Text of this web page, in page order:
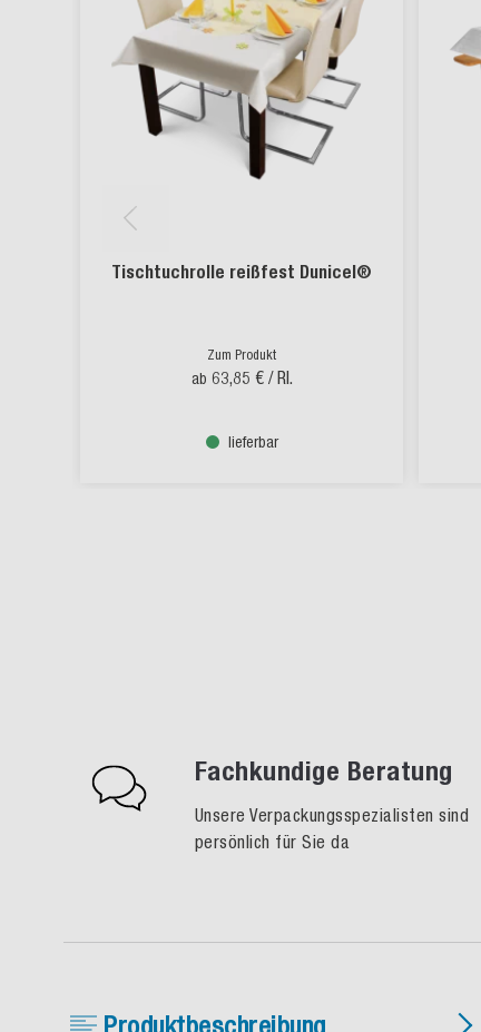
Tischtuchrolle reißfest Dunicel®
Zum Produkt
ab 63,85 € / Rl.
lieferbar
Fachkundige Beratung
Unsere Verpackungsspezialisten sind
persönlich für Sie da
Produktbeschreibung